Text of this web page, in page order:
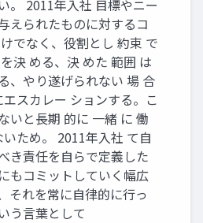
。 2011年入社 目標やニー
えられたものに対するコ
でなく、役割とし 約束 で
決 める、決 めた 範囲 は
、やり遂げられない 場 合
エスカレー ションする。こ
いと長期 的に 一緒 に 働
いため。 2011年入社 て自
き責任を自らで定義した
もコミットしていく幅広
それを常に自律的に行っ
う言葉として